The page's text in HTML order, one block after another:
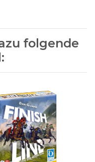
folgende